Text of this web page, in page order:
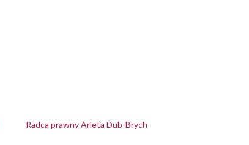
Radca prawny Arleta Dub-Brych